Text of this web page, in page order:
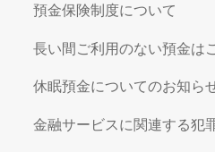
預金保険制度について
長い間ご利用のない預金は
休眠預金についてのお知ら
金融サービスに関連する犯